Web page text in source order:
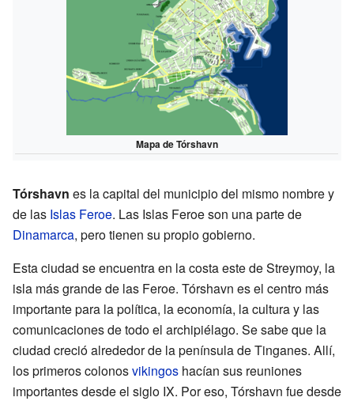
Mapa de Tórshavn
Tórshavn es la capital del municipio del mismo nombre y
de las Islas Feroe. Las Islas Feroe son una parte de
Dinamarca, pero tienen su propio gobierno.
Esta ciudad se encuentra en la costa este de Streymoy, la
isla más grande de las Feroe. Tórshavn es el centro más
importante para la política, la economía, la cultura y las
comunicaciones de todo el archipiélago. Se sabe que la
ciudad creció alrededor de la península de Tinganes. Allí,
los primeros colonosvikingos hacían sus reuniones
importantes desde el siglo IX. Por eso, Tórshavn fue desde